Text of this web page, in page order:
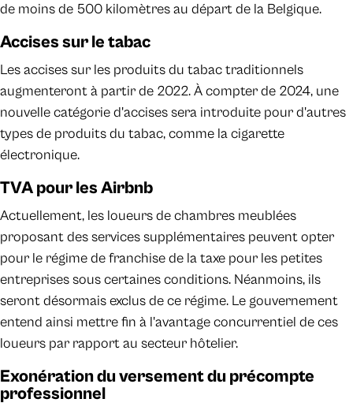
de moins de 500 kilomètres au départ de la Belgique.
Accises sur le tabac
Les accises sur les produits du tabac traditionnels
augmenteront à partir de 2022. À compter de 2024, une
nouvelle catégorie d'accises sera introduite pour d'autres
types de produits du tabac, comme la cigarette
électronique.
TVA pour les Airbnb
Actuellement, les loueurs de chambres meublées
proposant des services supplémentaires peuvent opter
pour le régime de franchise de la taxe pour les petites
entreprises sous certaines conditions. Néanmoins, ils
seront désormais exclus de ce régime. Le gouvernement
entend ainsi mettre fin à l'avantage concurrentiel de ces
loueurs par rapport au secteur hôtelier.
Exonération du versement du précompte
professionnel